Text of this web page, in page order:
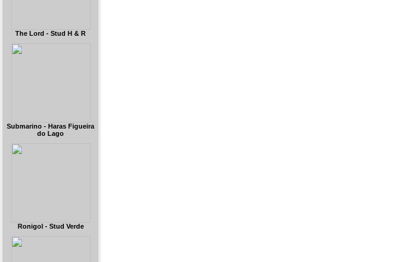
The Lord - Stud H & R
Submarino - Haras Figueira
do Lago
Ronigol - Stud Verde